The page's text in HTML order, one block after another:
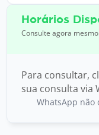
Horários
Consulte agora
Para consultar,
sua consulta via
WhatsApp não